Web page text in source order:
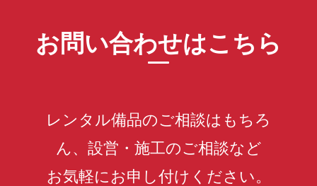
お問い合わせはこちら
レンタル備品のご相談はもちろ
ん、設営・施工のご相談など
お気軽にお申し付けください。